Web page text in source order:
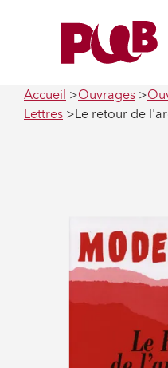
Accueil Ouvrages
Lettres
Le retour de